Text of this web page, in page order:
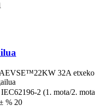
32A etxeko
2 (1. mota/2.
% 20